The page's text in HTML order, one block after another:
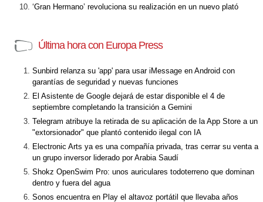
‘Gran Hermano’ revoluciona su realización en un nuevo plató
Última hora con Europa Press
Sunbird relanza su 'app' para usar iMessage en Android con
garantías de seguridad y nuevas funciones
El Asistente de Google dejará de estar disponible el 4 de
septiembre completando la transición a Gemini
Telegram atribuye la retirada de su aplicación de la App Store a un
"extorsionador" que plantó contenido ilegal con IA
Electronic Arts ya es una compañía privada, tras cerrar su venta a
un grupo inversor liderado por Arabia Saudí
Shokz OpenSwim Pro: unos auriculares todoterreno que dominan
dentro y fuera del agua
Sonos encuentra en Play el altavoz portátil que llevaba años